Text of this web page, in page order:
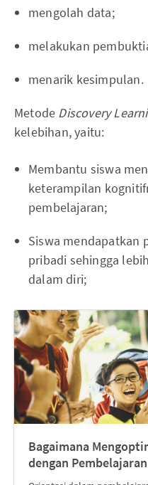
mengolah data;
melakukan
menarik kesimpulan.
Metode Discovery
kelebihan, yaitu:
Membantu siswa
keterampilan
pembelajaran;
Siswa mendapatkan
pribadi sehingga
dalam diri;
Bagaimana
dengan